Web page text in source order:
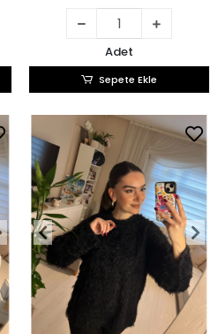
Adet
Sepete Ekle